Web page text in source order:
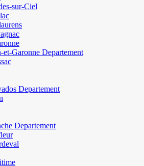
sur-Ciel
et-Garonne Departement
Departement
Departement